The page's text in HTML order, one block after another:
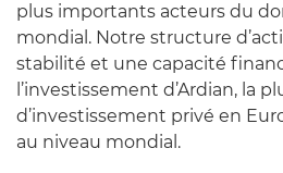
plus importants acteurs du
mondial. Notre structure
stabilité et une capacité
l’investissement d’Ardian, la
d’investissement privé en
au niveau mondial.